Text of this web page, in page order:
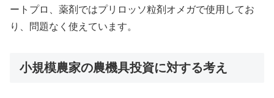
ートプロ、薬剤ではプリロッソ粒剤オメガで使用してお
り、問題なく使えています。
小規模農家の農機具投資に対する考え